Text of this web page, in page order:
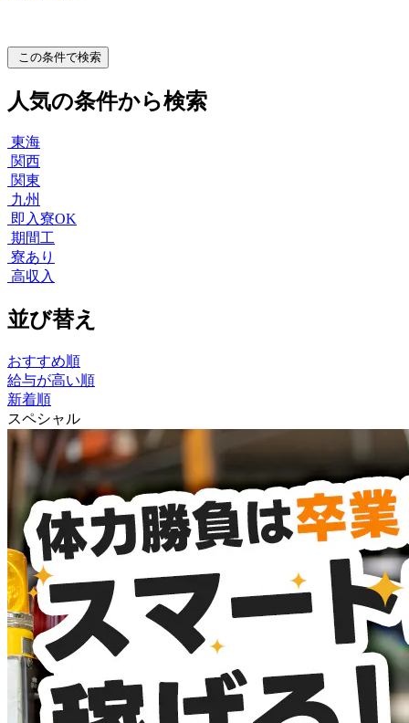
この条件で検索
人気の条件から検索
東海
関西
関東
九州
即入寮OK
期間工
寮あり
高収入
並び替え
おすすめ順
給与が高い順
新着順
スペシャル